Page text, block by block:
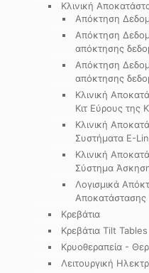
Κλινική
Απόκτηση
Απόκτηση
απόκτησης
Απόκτηση
απόκτησης
Κλινική
Κιτ Εύρους της
Κλινική
Συστήματα E-
Κλινική
Σύστημα
Λογισμικά
Κρεβάτια
Κρεβάτια Tilt Tables
Κρυοθεραπεία -
Λειτουργική